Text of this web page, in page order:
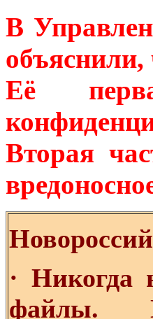
В
объяснили,
Её
Вторая
· Никогда
файлы.